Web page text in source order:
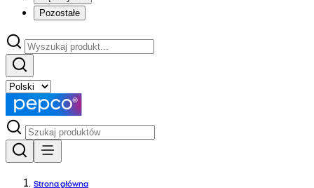
Pozostałe
Strona główna